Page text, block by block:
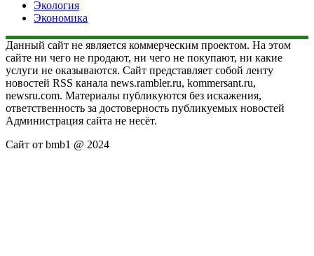
Экология
Экономика
Данный сайт не является коммерческим проектом. На этом
сайте ни чего не продают, ни чего не покупают, ни какие
услуги не оказываются. Сайт представляет собой ленту
новостей RSS канала news.rambler.ru, kommersant.ru,
newsru.com. Материалы публикуются без искажения,
ответственность за достоверность публикуемых новостей
Администрация сайта не несёт.
Сайт от bmb1 @ 2024